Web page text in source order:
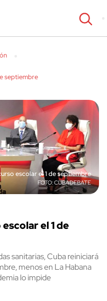
septiembre
escolar el 1 de septiembre
CUBADEBATE
el 1 de
sanitarias, Cuba reiniciará
menos en La Habana
lo impide